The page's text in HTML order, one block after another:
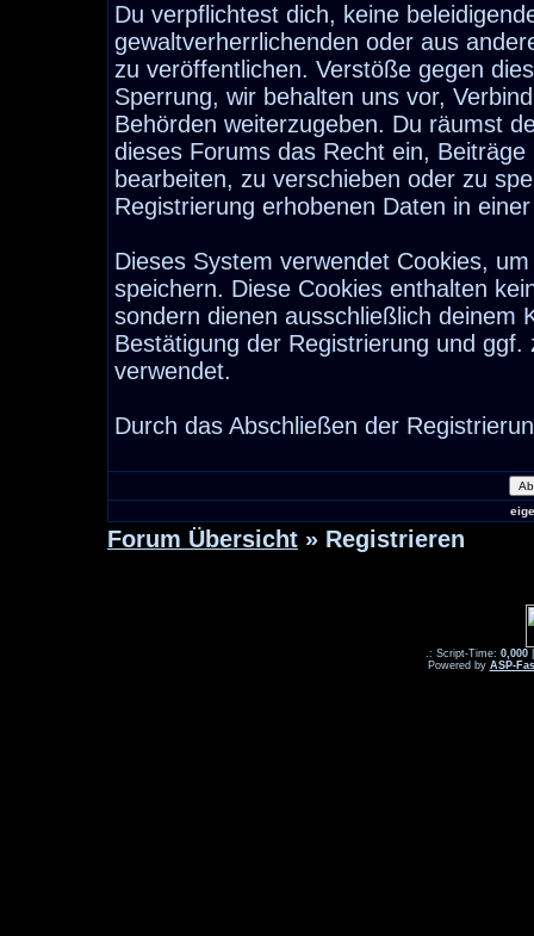
Du verpflichtest dich, keine
gewaltverherrlichenden oder aus
zu veröffentlichen. Verstöße gegen
Sperrung, wir behalten uns vor,
Behörden weiterzugeben. Du räumst
dieses Forums das Recht ein,
bearbeiten, zu verschieben oder zu
Registrierung erhobenen Daten in
Dieses System verwendet Cookies,
speichern. Diese Cookies enthalten
sondern dienen ausschließlich deinem
Bestätigung der Registrierung und
verwendet.
Durch das Abschließen der
Forum Übersicht » Registrieren
.: Script-Time: 0,000
Powered by ASP-